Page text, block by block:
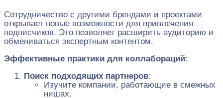
Сотрудничество с другими брендами и проектами
открывает новые возможности для привлечения
подписчиков. Это позволяет расширить аудиторию и
обмениваться экспертным контентом.
Эффективные практики для коллабораций:
Поиск подходящих партнеров:
Изучите компании, работающие в смежных
нишах.